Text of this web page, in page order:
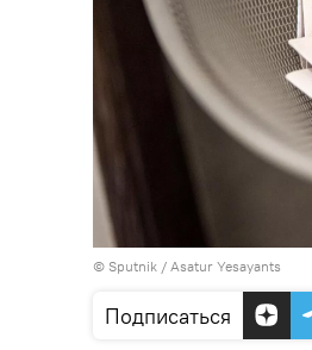
© Sputnik / Asatur Yesayants
Подписаться